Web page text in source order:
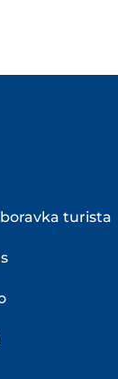
turista